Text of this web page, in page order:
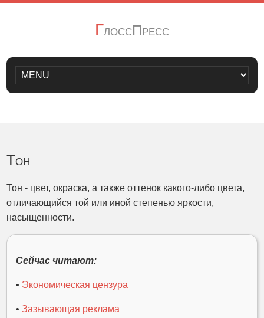
ГлоссПресс
Тон
Тон - цвет, окраска, а также оттенок какого-либо цвета,
отличающийся той или иной степенью яркости,
насыщенности.
Сейчас читают:
• Экономическая цензура
•Зазывающая реклама